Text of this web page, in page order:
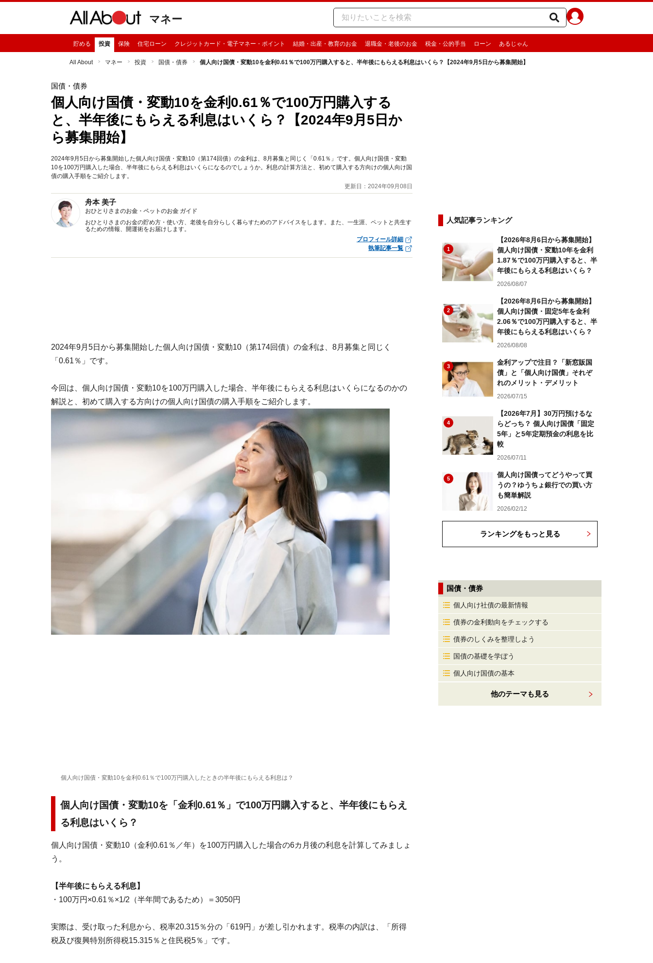
マネー
貯める 投資 保険 住宅ローン クレジットカード・電子マネー・ポイント 結婚・出産・教育のお金 退職金・老後のお金 税金・公的手当 ローン あるじゃん
All About マネー 投資 国債・債券 個人向け国債・変動10を金利0.61％で100万円購入すると、半年後にもらえる利息はいくら？【2024年9月5日から募集開始】
国債・債券
個人向け国債・変動10を金利0.61％で100万円購入する
と、半年後にもらえる利息はいくら？【2024年9月5日か
ら募集開始】
2024年9月5日から募集開始した個人向け国債・変動10（第174回債）の金利は、8月募集と同じく「0.61％」です。個人向け国債・変動
10を100万円購入した場合、半年後にもらえる利息はいくらになるのでしょうか。利息の計算方法と、初めて購入する方向けの個人向け国
債の購入手順をご紹介します。
更新日：2024年09月08日
舟本 美子
おひとりさまのお金・ペットのお金 ガイド
おひとりさまのお金の貯め方・使い方、老後を自分らしく暮らすためのアドバイスをします。また、一生涯、ペットと共生す
るための情報、開運術をお届けします。
プロフィール詳細
執筆記事一覧
2024年9月5日から募集開始した個人向け国債・変動10（第174回債）の金利は、8月募集と同じく
「0.61％」です。
今回は、個人向け国債・変動10を100万円購入した場合、半年後にもらえる利息はいくらになるのかの
解説と、初めて購入する方向けの個人向け国債の購入手順をご紹介します。
個人向け国債・変動10を金利0.61％で100万円購入したときの半年後にもらえる利息は？
個人向け国債・変動10を「金利0.61％」で100万円購入すると、半年後にもらえ
る利息はいくら？
個人向け国債・変動10（金利0.61％／年）を100万円購入した場合の6カ月後の利息を計算してみましょ
う。
【半年後にもらえる利息】
・100万円×0.61％×1/2（半年間であるため）＝3050円
実際は、受け取った利息から、税率20.315％分の「619円」が差し引かれます。税率の内訳は、「所得
税及び復興特別所得税15.315％と住民税5％」です。
人気記事ランキング
1
【2026年8月6日から募集開始】
個人向け国債・変動10年を金利
1.87％で100万円購入すると、半
年後にもらえる利息はいくら？
2026/08/07
2
【2026年8月6日から募集開始】
個人向け国債・固定5年を金利
2.06％で100万円購入すると、半
年後にもらえる利息はいくら？
2026/08/08
3
金利アップで注目？「新窓販国
債」と「個人向け国債」それぞ
れのメリット・デメリット
2026/07/15
4
【2026年7月】30万円預けるな
らどっち？ 個人向け国債「固定
5年」と5年定期預金の利息を比
較
2026/07/11
5
個人向け国債ってどうやって買
うの？ゆうちょ銀行での買い方
も簡単解説
2026/02/12
ランキングをもっと見る
国債・債券
個人向け社債の最新情報
債券の金利動向をチェックする
債券のしくみを整理しよう
国債の基礎を学ぼう
個人向け国債の基本
他のテーマも見る